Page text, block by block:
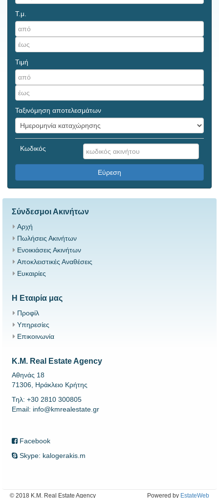
Τ.μ.
Τιμή
Ταξινόμηση αποτελεσμάτων
Κωδικός
Εύρεση
Σύνδεσμοι Ακινήτων
Αρχή
Πωλήσεις Ακινήτων
Ενοικιάσεις Ακινήτων
Αποκλειστικές Αναθέσεις
Ευκαιρίες
Η Εταιρία μας
Προφίλ
Υπηρεσίες
Επικοινωνία
K.M. Real Estate Agency
Αθηνάς 18
71306, Ηράκλειο Κρήτης
Τηλ: +30 2810 300805
Email: info@kmrealestate.gr
Facebook
Skype: kalogerakis.m
© 2018 K.M. Real Estate Agency Powered by EstateWeb